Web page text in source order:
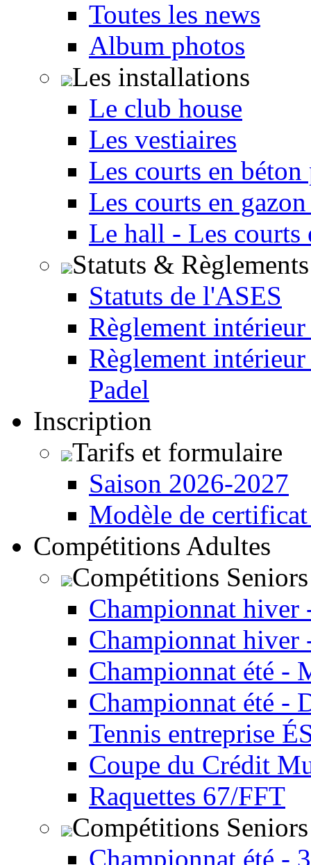
Toutes les news
Album photos
Les installations
Le club house
Les vestiaires
Les courts en
Les courts en
Le hall - Les courts
Statuts & Règlements
Statuts de l'ASES
Règlement
Règlement
Padel
Inscription
Tarifs et formulaire
Saison 2026-2027
Modèle de
Compétitions Adultes
Compétitions Seniors
Championnat hiver
Championnat hiver
Championnat été -
Championnat été -
Tennis entreprise
Coupe du Crédit
Raquettes 67/FFT
Compétitions
Championnat été -